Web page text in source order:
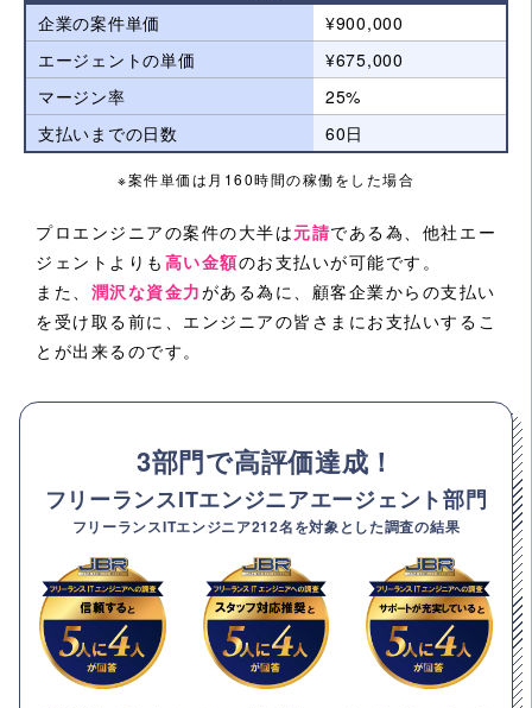
企業の案件単価
¥900,000
エージェントの単価
¥675,000
マージン率
25%
支払いまでの日数
60日
※案件単価は月160時間の稼働をした場合
プロエンジニアの案件の大半は元請である為、他社エー
ジェントよりも 高い金額のお支払いが可能です。
また、 潤沢な資金力がある為に、顧客企業からの支払い
を受け取る前に、エンジニアの皆さまにお支払いするこ
とが出来るのです。
3部門で高評価達成！
フリーランスITエンジニアエージェント部門
フリーランスITエンジニア212名を対象とした調査の結果